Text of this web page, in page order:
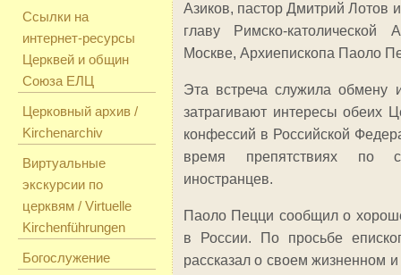
Ссылки на
интернет-ресурсы
Церквей и общин
Союза ЕЛЦ
Церковный архив /
Kirchenarchiv
Виртуальные
экскурсии по
церквям / Virtuelle
Kirchenführungen
Богослужение
Азиков, пастор Дмитрий Лотов
главу Римско-
Москве, Архиепископа Паоло
Эта встреча служила
затрагивают интересы обеих
конфессий в Российской
время препятствиях по
иностранцев.
Паоло Пецци сообщил о
в России. По просьбе
рассказал о своем жизненном